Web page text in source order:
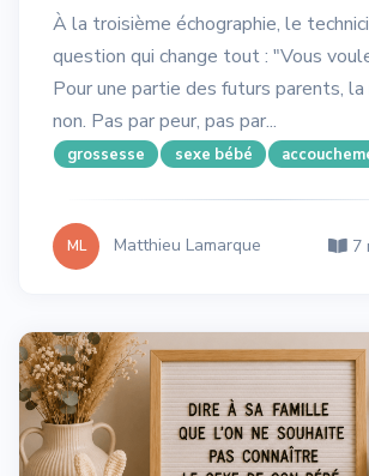
À la troisième échographie, le
question qui change tout : "Vous
Pour une partie des futurs parents,
non. Pas par peur, pas par...
grossesse sexe bébé
ML Matthieu Lamarque 7